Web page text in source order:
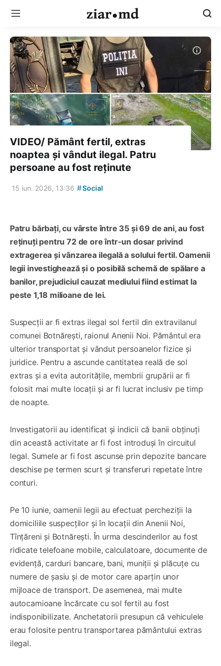
VIDEO/ Pământ fertil, extras
noaptea și vândut ilegal. Patru
persoane au fost reținute
15 iun. 2026, 13:36 #Social
Patru bărbați, cu vârste între 35 și 69 de ani, au fost
reținuți pentru 72 de ore într-un dosar privind
extragerea și vânzarea ilegală a solului fertil. Oamenii
legii investighează și o posibilă schemă de spălare a
banilor, prejudiciul cauzat mediului fiind estimat la
peste 1,18 milioane de lei.
Suspecții ar fi extras ilegal sol fertil din extravilanul
comunei Botnărești, raionul Anenii Noi. Pământul era
ulterior transportat și vândut persoanelor fizice și
juridice. Pentru a ascunde cantitatea reală de sol
extras și a evita autoritățile, membrii grupării ar fi
folosit mai multe locații și ar fi lucrat inclusiv pe timp
de noapte.
Investigatorii au identificat și indicii că banii obținuți
din această activitate ar fi fost introduși în circuitul
legal. Sumele ar fi fost ascunse prin depozite bancare
deschise pe termen scurt și transferuri repetate între
conturi.
Pe 10 iunie, oamenii legii au efectuat percheziții la
domiciliile suspecților și în locații din Anenii Noi,
Tînțăreni și Botnărești. În urma descinderilor au fost
ridicate telefoane mobile, calculatoare, documente de
evidență, carduri bancare, bani, muniții și plăcuțe cu
numere de șasiu și de motor care aparțin unor
mijloace de transport. De asemenea, mai multe
autocamioane încărcate cu sol fertil au fost
indisponibilizate. Anchetatorii presupun că vehiculele
erau folosite pentru transportarea pământului extras
ilegal.